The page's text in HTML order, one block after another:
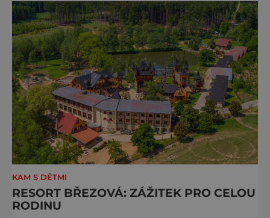
KAM S DĚTMI
RESORT BŘEZOVÁ: ZÁŽITEK PRO CELOU
RODINU